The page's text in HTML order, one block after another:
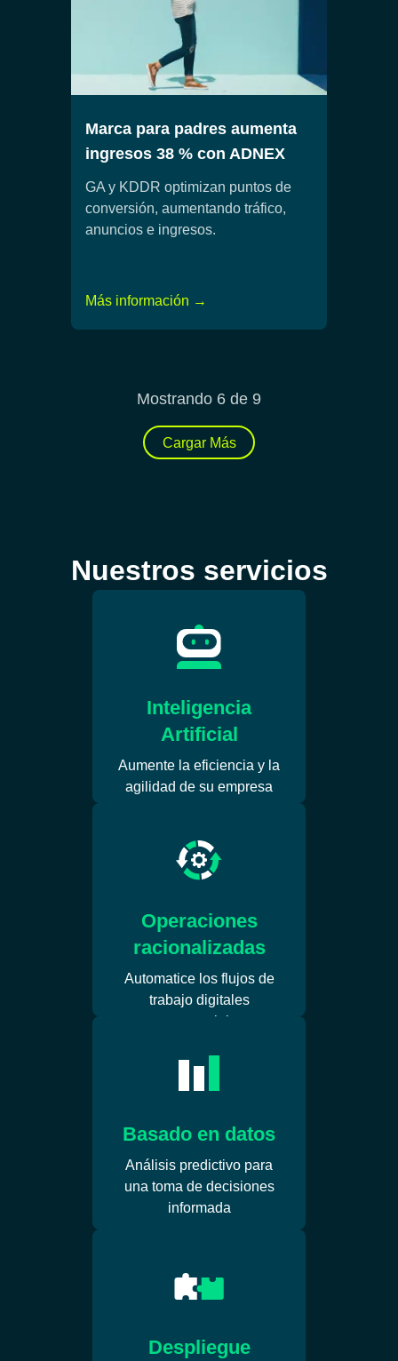
Marca para padres aumenta
ingresos 38 % con ADNEX
GA y KDDR optimizan puntos de
conversión, aumentando tráfico,
anuncios e ingresos.
Más información →
Mostrando 6 de 9
Cargar Más
Nuestros servicios
Inteligencia
Artificial
Aumente la eficiencia y la
agilidad de su empresa
Operaciones
racionalizadas
Automatice los flujos de
trabajo digitales
empresariales
Basado en datos
Análisis predictivo para
una toma de decisiones
informada
Despliegue